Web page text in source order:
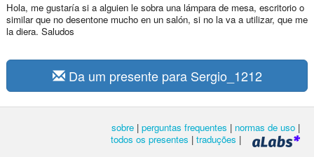
Hola, me gustaría si a alguien le sobra una lámpara de mesa, escritorio o
similar que no desentone mucho en un salón, si no la va a utilizar, que me
la diera. Saludos
Da um presente para Sergio_1212
sobre | perguntas frequentes | normas de uso |
todos os presentes | traduções |